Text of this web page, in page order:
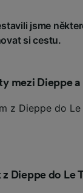
jsme
si cestu.
mezi Dieppe
z Dieppe do
Dieppe do Le